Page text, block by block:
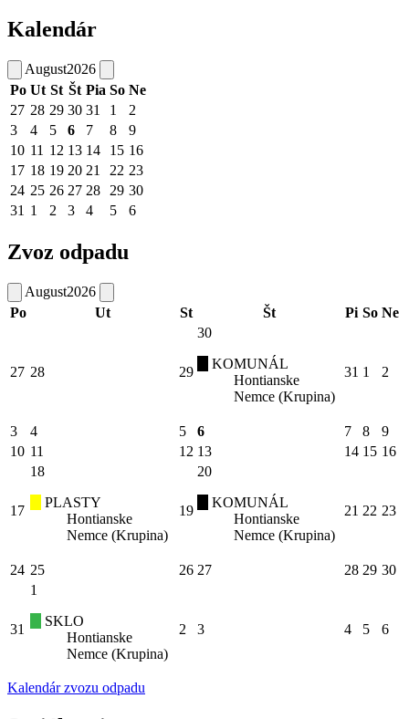
Kalendár
August2026
Po Ut St Št Pia So Ne
27 28 29 30 31 1
2
3
4 5 6 7 8
9
10 11 12 13 14 15 16
17 18 19 20 21 22 23
24 25 26 27 28 29 30
31 1 2 3 4 5 6
Zvoz odpadu
August2026
Po
Ut St Št Pi So Ne
27 28 29
30
KOMUNÁL
Hontianske
Nemce (Krupina)
31 1 2
3 4 5 6 7 8
9
10 11 12 13 14 15 16
17
18
PLASTY
Hontianske
Nemce (Krupina)
19
20
KOMUNÁL
Hontianske
Nemce (Krupina)
21 22 23
24 25 26 27 28 29 30
31
1
SKLO
Hontianske
Nemce (Krupina)
2 3 4 5 6
Kalendár zvozu odpadu